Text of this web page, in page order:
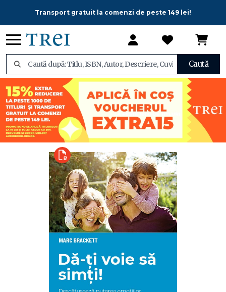
Transport gratuit la comenzi de peste 149 lei!
Caută